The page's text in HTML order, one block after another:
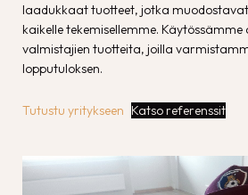
laadukkaat tuotteet, jotka
kaikelle tekemisellemme.
valmistajien tuotteita, joilla
lopputuloksen.
Tutustu yritykseen Katso referenssit